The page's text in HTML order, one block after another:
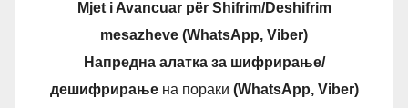
Mjet i Avancuar për Shifrim/Deshifrim
mesazheve (WhatsApp, Viber)
Напредна алатка за шифрирање/
дешифрирањена пораки (WhatsApp, Viber)